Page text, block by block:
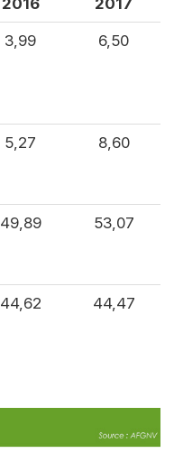
2016 2017
3,99 6,50
5,27 8,60
49,89 53,07
44,62 44,47